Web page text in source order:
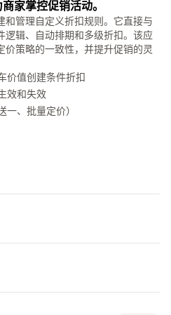
家掌控促销活动。
和管理自定义折扣规则。它直接与
逻辑、自动排期和多级折扣。该应
价策略的一致性，并提升促销的灵
价值创建条件折扣
效和失效
一、批量定价）